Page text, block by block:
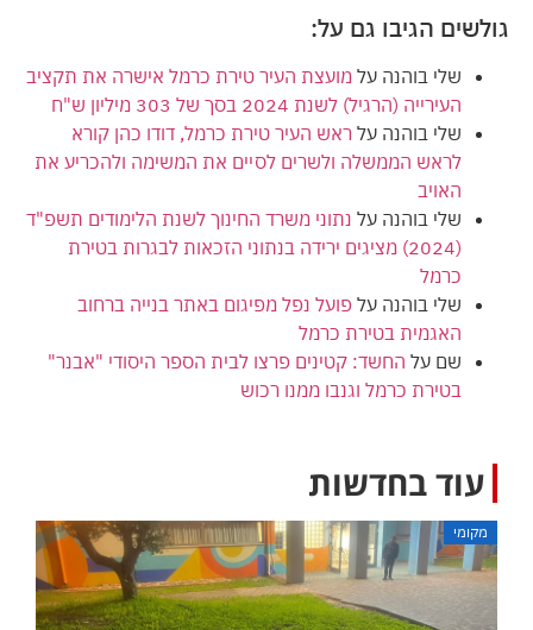
גולשים הגיבו גם על:
שלי בוהנה על מועצת העיר טירת כרמל אישרה את תקציב
העירייה (הרגיל) לשנת 2024 בסך של 303 מיליון ש"ח
שלי בוהנה על ראש העיר טירת כרמל, דודו כהן קורא
לראש הממשלה ולשרים לסיים את המשימה ולהכריע את
האויב
שלי בוהנה על נתוני משרד החינוך לשנת הלימודים תשפ"ד
(2024) מציגים ירידה בנתוני הזכאות לבגרות בטירת
כרמל
שלי בוהנה על פועל נפל מפיגום באתר בנייה ברחוב
האגמית בטירת כרמל
שם על החשד: קטינים פרצו לבית הספר היסודי "אבנר"
בטירת כרמל וגנבו ממנו רכוש
עוד בחדשות
מקומי